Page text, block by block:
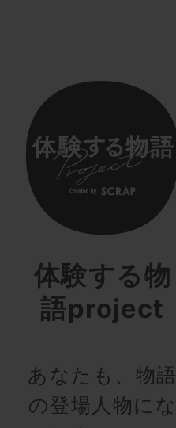
体験する物
語project
あなたも、物語
の登場人物にな